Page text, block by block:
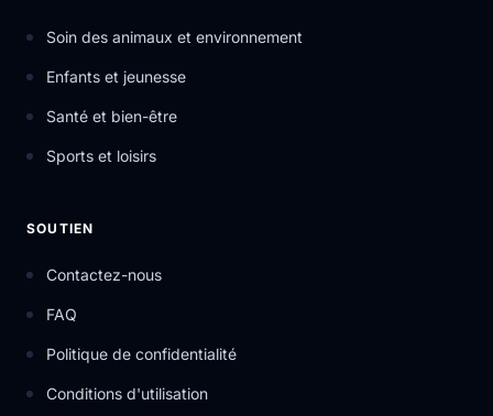
Soin des animaux et environnement
Enfants et jeunesse
Santé et bien-être
Sports et loisirs
SOUTIEN
Contactez-nous
FAQ
Politique de confidentialité
Conditions d'utilisation